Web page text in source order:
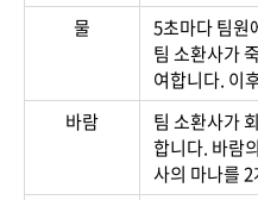
물
5초마다 팀원
팀 소환사가
여합니다. 이
바람
팀 소환사가
합니다. 바람
사의 마나를